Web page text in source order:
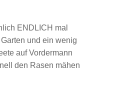
ENDLICH mal
und ein wenig
auf Vordermann
den Rasen mähen